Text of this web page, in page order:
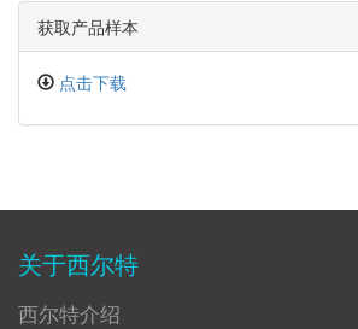
获取产品样本
点击下载
关于西尔特
西尔特介绍